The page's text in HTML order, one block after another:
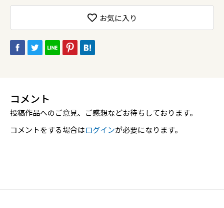
お気に入り
コメント
投稿作品へのご意見、ご感想などお待ちしております。
コメントをする場合はログインが必要になります。